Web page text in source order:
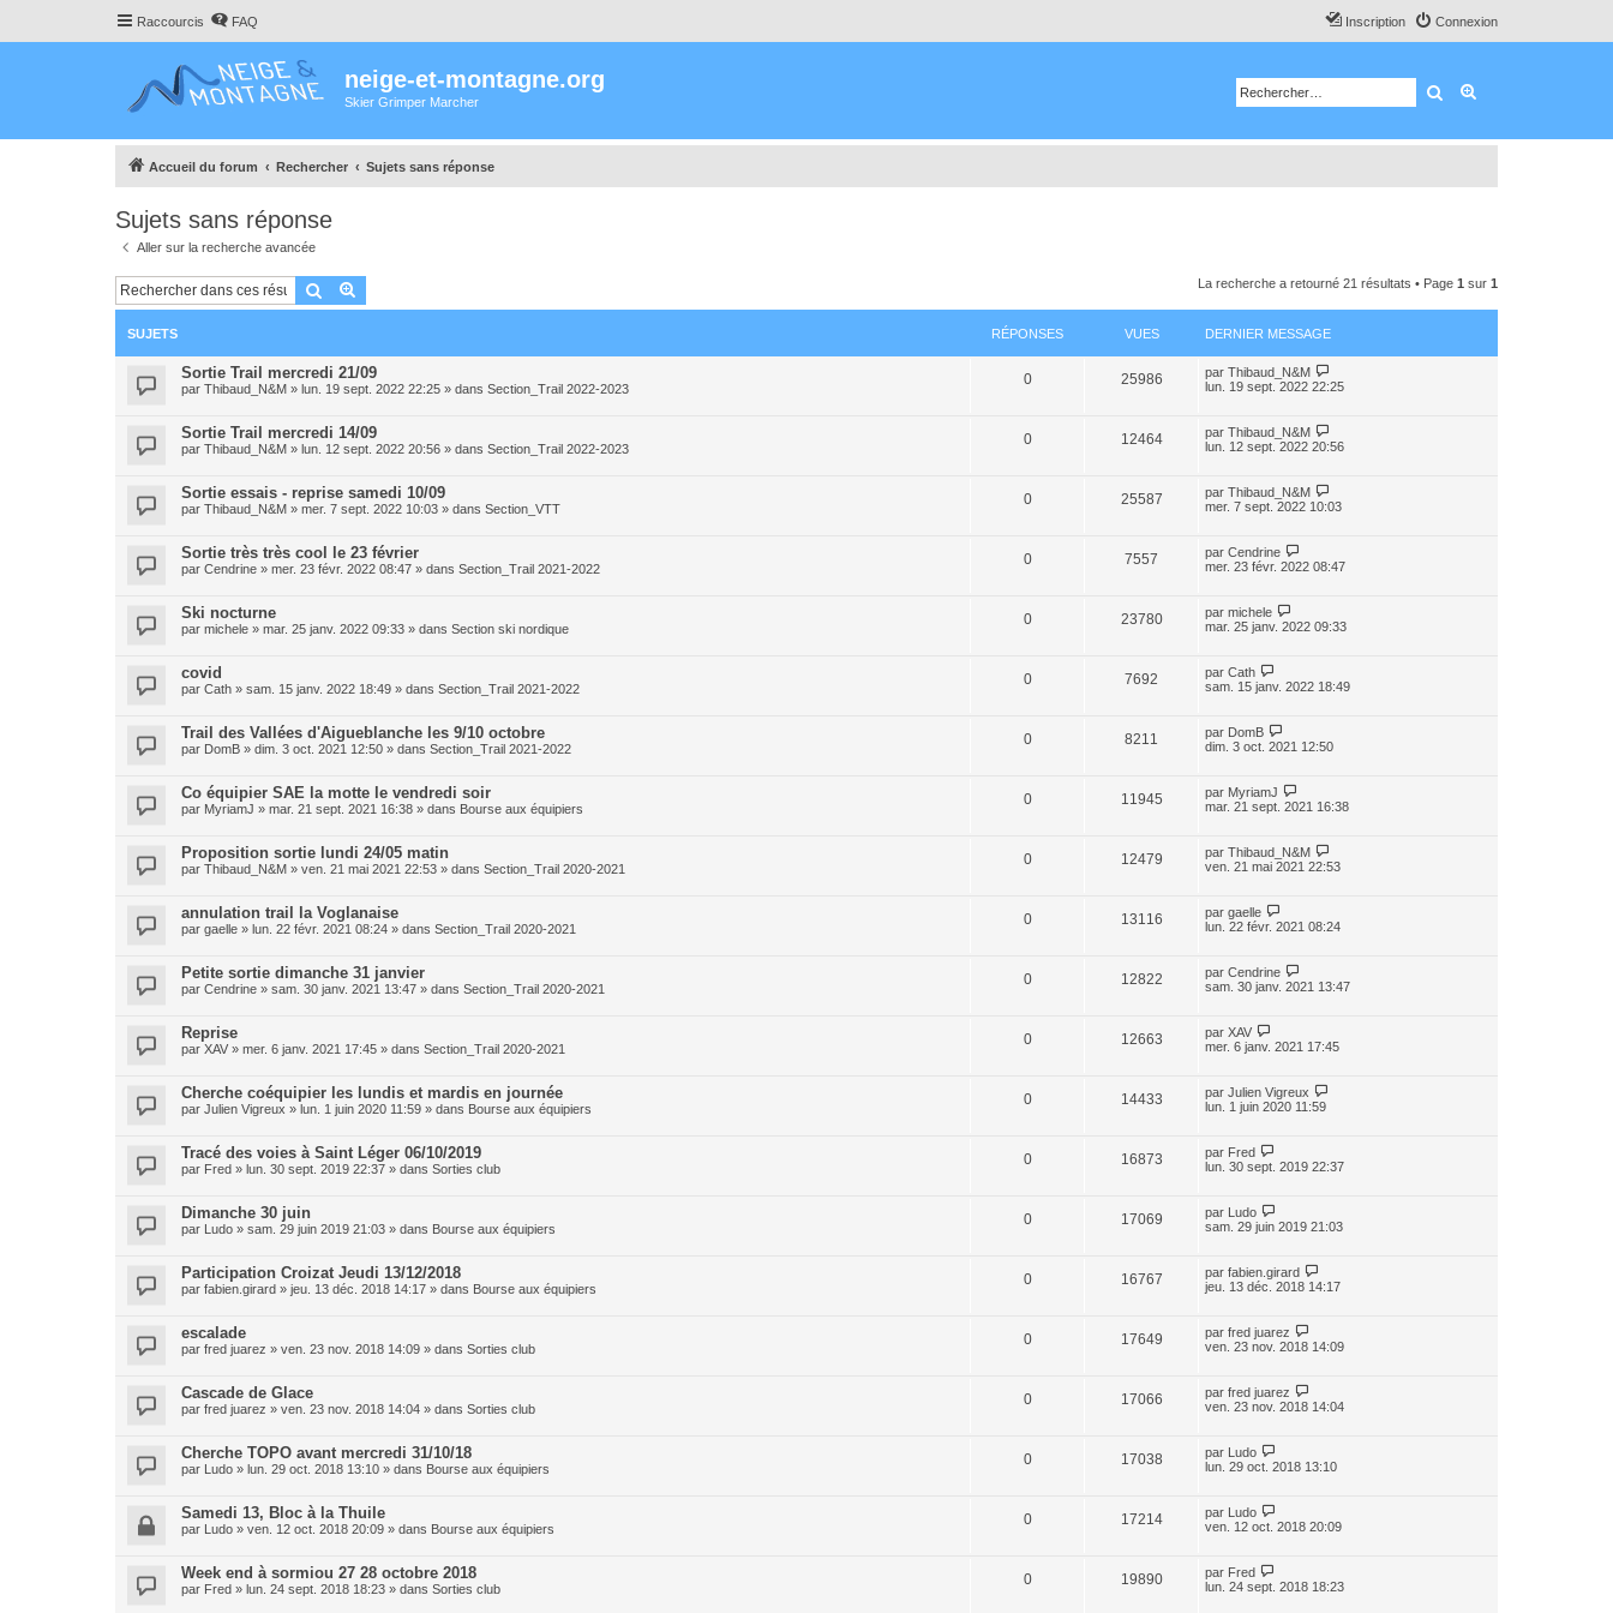
Raccourcis FAQ Connexion
Inscription
neige-et-montagne.org
Skier Grimper Marcher Rechercher
Accueil du forum Rechercher Sujets sans réponse
Sujets sans réponse
Aller sur la recherche avancée
Rechercher La recherche a retourné 21 résultats • Page 1 sur 1
SUJETS RÉPONSES VUES DERNIER MESSAGE
Sortie Trail mercredi 21/09
par Thibaud_N&M » lun. 19 sept. 2022 22:25 » dans Section_Trail 2022-2023
0 25986 par Thibaud_N&M
lun. 19 sept. 2022 22:25
Sortie Trail mercredi 14/09
par Thibaud_N&M » lun. 12 sept. 2022 20:56 » dans Section_Trail 2022-2023
0 12464 par Thibaud_N&M
lun. 12 sept. 2022 20:56
Sortie essais - reprise samedi 10/09
par Thibaud_N&M » mer. 7 sept. 2022 10:03 » dans Section_VTT
0 25587 par Thibaud_N&M
mer. 7 sept. 2022 10:03
Sortie très très cool le 23 février
par Cendrine » mer. 23 févr. 2022 08:47 » dans Section_Trail 2021-2022
0 7557 par Cendrine
mer. 23 févr. 2022 08:47
Ski nocturne
par michele » mar. 25 janv. 2022 09:33 » dans Section ski nordique
0 23780 par michele
mar. 25 janv. 2022 09:33
covid
par Cath » sam. 15 janv. 2022 18:49 » dans Section_Trail 2021-2022
0 7692 par Cath
sam. 15 janv. 2022 18:49
Trail des Vallées d'Aigueblanche les 9/10 octobre
par DomB » dim. 3 oct. 2021 12:50 » dans Section_Trail 2021-2022
0 8211 par DomB
dim. 3 oct. 2021 12:50
Co équipier SAE la motte le vendredi soir
par MyriamJ » mar. 21 sept. 2021 16:38 » dans Bourse aux équipiers
0 11945 par MyriamJ
mar. 21 sept. 2021 16:38
Proposition sortie lundi 24/05 matin
par Thibaud_N&M » ven. 21 mai 2021 22:53 » dans Section_Trail 2020-2021
0 12479 par Thibaud_N&M
ven. 21 mai 2021 22:53
annulation trail la Voglanaise
par gaelle » lun. 22 févr. 2021 08:24 » dans Section_Trail 2020-2021
0 13116 par gaelle
lun. 22 févr. 2021 08:24
Petite sortie dimanche 31 janvier
par Cendrine » sam. 30 janv. 2021 13:47 » dans Section_Trail 2020-2021
0 12822 par Cendrine
sam. 30 janv. 2021 13:47
Reprise
par XAV » mer. 6 janv. 2021 17:45 » dans Section_Trail 2020-2021
0 12663 par XAV
mer. 6 janv. 2021 17:45
Cherche coéquipier les lundis et mardis en journée
par Julien Vigreux » lun. 1 juin 2020 11:59 » dans Bourse aux équipiers
0 14433 par Julien Vigreux
lun. 1 juin 2020 11:59
Tracé des voies à Saint Léger 06/10/2019
par Fred » lun. 30 sept. 2019 22:37 » dans Sorties club
0 16873 par Fred
lun. 30 sept. 2019 22:37
Dimanche 30 juin
par Ludo » sam. 29 juin 2019 21:03 » dans Bourse aux équipiers
0 17069 par Ludo
sam. 29 juin 2019 21:03
Participation Croizat Jeudi 13/12/2018
par fabien.girard » jeu. 13 déc. 2018 14:17 » dans Bourse aux équipiers
0 16767 par fabien.girard
jeu. 13 déc. 2018 14:17
escalade
par fred juarez » ven. 23 nov. 2018 14:09 » dans Sorties club
0 17649 par fred juarez
ven. 23 nov. 2018 14:09
Cascade de Glace
par fred juarez » ven. 23 nov. 2018 14:04 » dans Sorties club
0 17066 par fred juarez
ven. 23 nov. 2018 14:04
Cherche TOPO avant mercredi 31/10/18
par Ludo » lun. 29 oct. 2018 13:10 » dans Bourse aux équipiers
0 17038 par Ludo
lun. 29 oct. 2018 13:10
Samedi 13, Bloc à la Thuile
par Ludo » ven. 12 oct. 2018 20:09 » dans Bourse aux équipiers
0 17214 par Ludo
ven. 12 oct. 2018 20:09
Week end à sormiou 27 28 octobre 2018
par Fred » lun. 24 sept. 2018 18:23 » dans Sorties club
0 19890 par Fred
lun. 24 sept. 2018 18:23